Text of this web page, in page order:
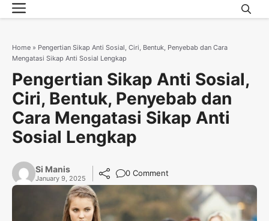
Skip
to
Menu
Home » Pengertian Sikap Anti Sosial, Ciri, Bentuk, Penyebab dan Cara
Mengatasi Sikap Anti Sosial Lengkap
Pengertian Sikap Anti Sosial,
Ciri, Bentuk, Penyebab dan
Cara Mengatasi Sikap Anti
Sosial Lengkap
Si Manis
January 9, 2025
0 Comment